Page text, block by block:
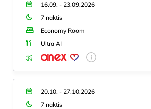
16.09. - 23.09.2026
7 naktis
Economy Room
Ultra AI
20.10. - 27.10.2026
7 naktis